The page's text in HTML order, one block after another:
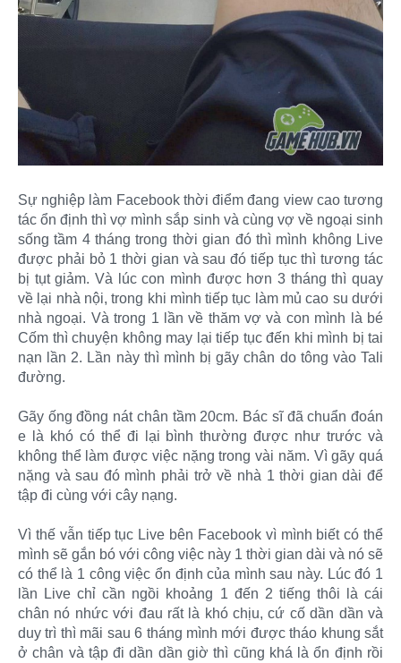
Sự nghiệp làm Facebook thời điểm đang view cao tương
tác ổn định thì vợ mình sắp sinh và cùng vợ về ngoại sinh
sống tầm 4 tháng trong thời gian đó thì mình không Live
được phải bỏ 1 thời gian và sau đó tiếp tục thì tương tác
bị tụt giảm. Và lúc con mình được hơn 3 tháng thì quay
về lại nhà nội, trong khi mình tiếp tục làm mủ cao su dưới
nhà ngoại. Và trong 1 lần về thăm vợ và con mình là bé
Cốm thì chuyện không may lại tiếp tục đến khi mình bị tai
nạn lần 2. Lần này thì mình bị gãy chân do tông vào Tali
đường.
Gãy ống đồng nát chân tầm 20cm. Bác sĩ đã chuẩn đoán
e là khó có thể đi lại bình thường được như trước và
không thể làm được việc nặng trong vài năm. Vì gãy quá
nặng và sau đó mình phải trở về nhà 1 thời gian dài để
tập đi cùng với cây nạng.
Vì thế vẫn tiếp tục Live bên Facebook vì mình biết có thể
mình sẽ gắn bó với công việc này 1 thời gian dài và nó sẽ
có thể là 1 công việc ổn định của mình sau này. Lúc đó 1
lần Live chỉ cần ngồi khoảng 1 đến 2 tiếng thôi là cái
chân nó nhức với đau rất là khó chịu, cứ cố dần dần và
duy trì thì mãi sau 6 tháng mình mới được tháo khung sắt
ở chân và tập đi dần dần giờ thì cũng khá là ổn định rồi